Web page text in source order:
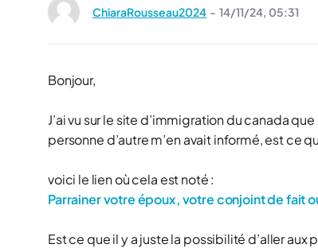
ChiaraRousseau2024 - 14/11/24, 05:31
Bonjour,
J’ai vu sur le site d’immigration du canada
personne d’autre m’en avait informé, est ce
voici le lien où cela est noté :
Parrainer votre époux, votre conjoint de fait
Est ce que il y a juste la possibilité d’aller